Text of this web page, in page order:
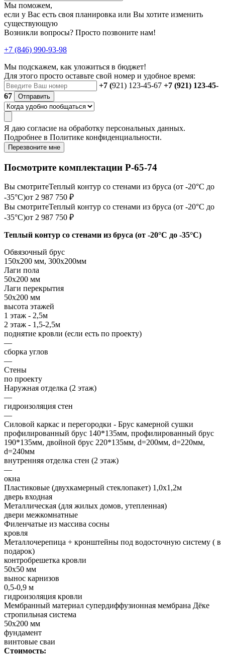
Мы поможем,
если у Вас есть своя планировка или Вы хотите изменить
существующую
Возникли вопросы? Просто позвоните нам!
+7 (846) 990-93-98
Мы подскажем, как уложиться в бюджет!
Для этого просто оставьте свой номер и удобное время:
+7 (921) 123-45-67 +7 (921) 123-45-
67
Отправить
Я даю согласие на обработку персональных данных.
Подробнее в Политике конфиденциальности.
Перезвоните мне
Посмотрите комплектации Р-65-74
Вы смотритеТеплый контур со стенами из бруса (от -20°С до
-35°С)от 2 987 750 ₽
Вы смотритеТеплый контур со стенами из бруса (от -20°С до
-35°С)от 2 987 750 ₽
Теплый контур со стенами из бруса (от -20°С до -35°С)
Обвязочный брус
150х200 мм, 300х200мм
Лаги пола
50х200 мм
Лаги перекрытия
50х200 мм
высота этажей
1 этаж - 2,5м
2 этаж - 1,5-2,5м
поднятие кровли (если есть по проекту)
—
сборка углов
—
Стены
по проекту
Наружная отделка (2 этаж)
—
гидроизоляция стен
—
Силовой каркас и перегородки - Брус камерной сушки
профилированный брус 140*135мм, профилированный брус
190*135мм, двойной брус 220*135мм, d=200мм, d=220мм,
d=240мм
внутренняя отделка стен (2 этаж)
—
окна
Пластиковые (двухкамерный стеклопакет) 1,0х1,2м
дверь входная
Металлическая (для жилых домов, утепленная)
двери межкомнатные
Филенчатые из массива сосны
кровля
Металлочерепица + кронштейны под водосточную систему ( в
подарок)
контробрешетка кровли
50х50 мм
вынос карнизов
0,5-0,9 м
гидроизоляция кровли
Мембранный материал супердиффузионная мембрана Дёке
стропильная система
50х200 мм
фундамент
винтовые сваи
Стоимость: